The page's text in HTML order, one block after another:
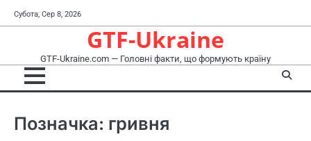
Перейти
до
Субота, Сер 8, 2026
GTF-Ukraine
GTF-Ukraine.com — Головні факти, що формують країну
Позначка: гривня